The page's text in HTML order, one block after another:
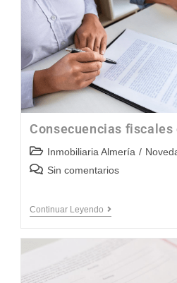
Consecuencias
Inmobiliaria Almería /
Sin comentarios
Continuar Leyendo